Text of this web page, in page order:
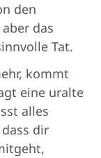
den
das
Tat.
kommt
eine uralte
alles
dir